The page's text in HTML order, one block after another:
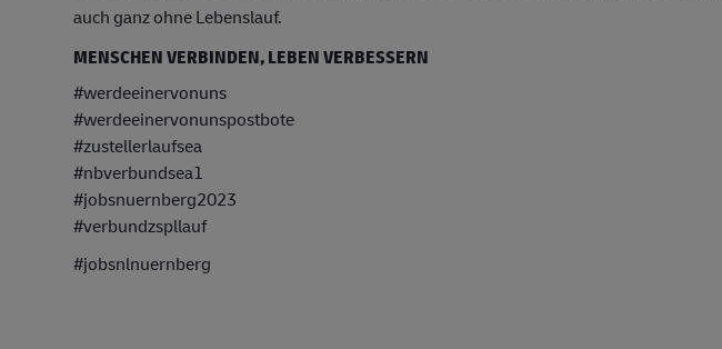
auch ganz ohne Lebenslauf.
MENSCHEN VERBINDEN, LEBEN VERBESSERN
#werdeeinervonuns
#werdeeinervonunspostbote
#zustellerlaufsea
#nbverbundsea1
#jobsnuernberg2023
#verbundzspllauf
#jobsnlnuernberg